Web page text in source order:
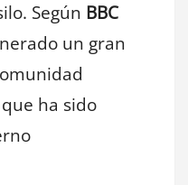
Según BBC
un gran
ha sido